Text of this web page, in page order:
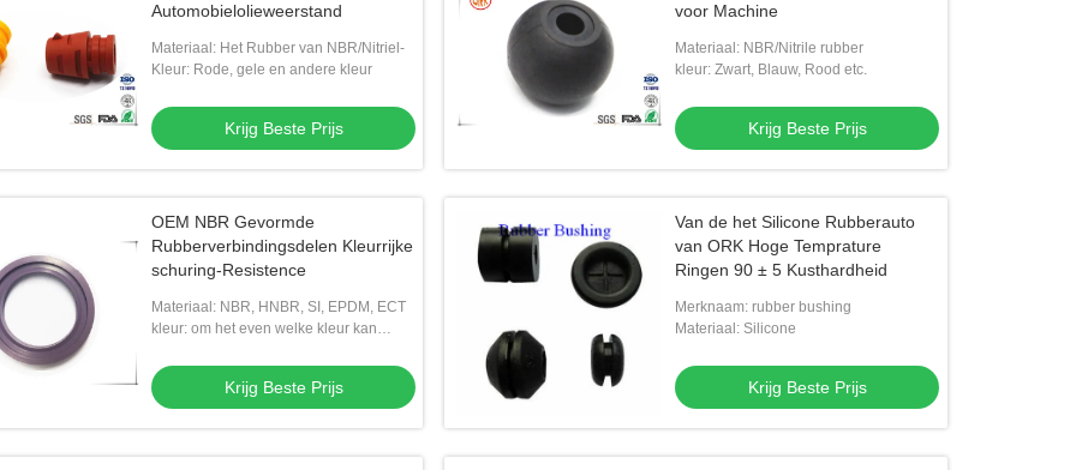
Automobielolieweerstand
Materiaal: Het Rubber van NBR/Nitriel-
Kleur: Rode, gele en andere kleur
Krijg Beste Prijs
voor Machine
Materiaal: NBR/Nitrile rubber
kleur: Zwart, Blauw, Rood etc.
Krijg Beste Prijs
OEM NBR Gevormde
Rubberverbindingsdelen Kleurrijke
schuring-Resistence
Materiaal: NBR, HNBR, SI, EPDM, ECT
kleur: om het even welke kleur kan
Krijg Beste Prijs
Van de het Silicone Rubberauto
van ORK Hoge Temprature
Ringen 90 ± 5 Kusthardheid
Merknaam: rubber bushing
Materiaal: Silicone
Krijg Beste Prijs